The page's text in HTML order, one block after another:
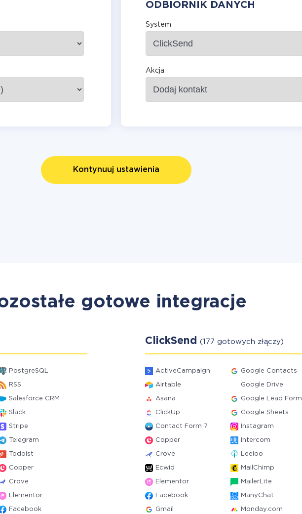
ODBIORNIK DANYCH
System
Akcja
Kontynuuj ustawienia
gotowe integracje
PostgreSQL
RSS
Salesforce CRM
Slack
Stripe
Telegram
Todoist
Copper
Crove
Elementor
Facebook
ClickSend (177 gotowych złączy)
ActiveCampaign Google Contacts
Airtable Google Drive
Asana Google Lead Form
ClickUp Google Sheets
Contact Form 7 Instagram
Copper Intercom
Crove Leeloo
Ecwid MailChimp
Elementor MailerLite
Facebook ManyChat
Gmail Monday.com